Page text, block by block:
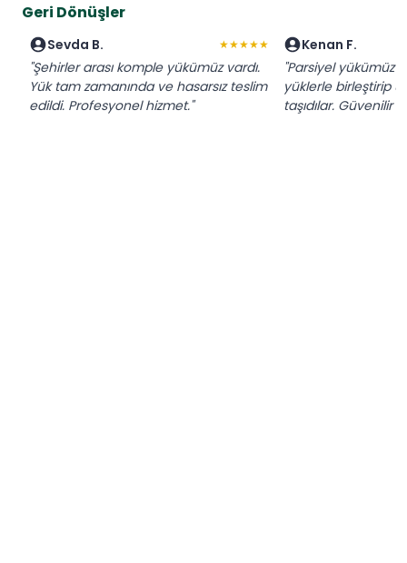
Geri Dönüşler
Sevda B. ★★★★★
"Şehirler arası komple yükümüz vardı.
Yük tam zamanında ve hasarsız teslim
edildi. Profesyonel hizmet."
Kenan F.
"Parsiyel yükümüz
yüklerle birleştirip
taşıdılar. Güvenilir